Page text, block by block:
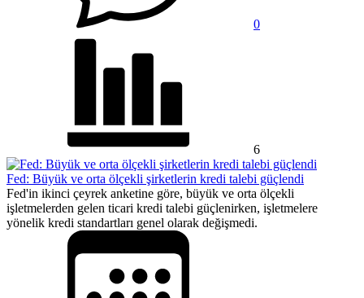
0
6
Fed: Büyük ve orta ölçekli şirketlerin kredi talebi güçlendi
Fed'in ikinci çeyrek anketine göre, büyük ve orta ölçekli
işletmelerden gelen ticari kredi talebi güçlenirken, işletmelere
yönelik kredi standartları genel olarak değişmedi.